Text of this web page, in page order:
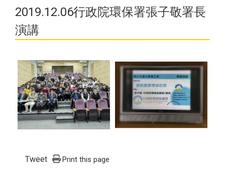
2019.12.06行政院環保署張子敬署長
演講
Tweet Print this page